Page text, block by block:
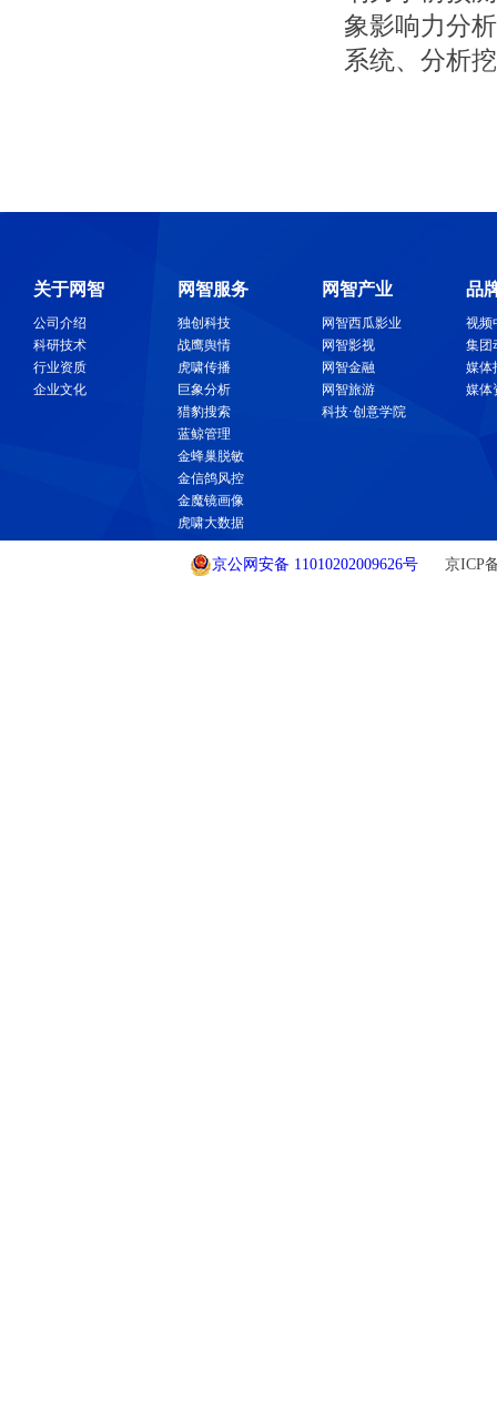
象影响力分
系统、分析
关于网智
公司介绍
科研技术
行业资质
企业文化
网智服务
独创科技
战鹰舆情
虎啸传播
巨象分析
猎豹搜索
蓝鲸管理
金蜂巢脱敏
金信鸽风控
金魔镜画像
虎啸大数据
网智产业
网智西瓜影业
网智影视
网智金融
网智旅游
科技·创意学院
品
视频
集团
媒体
媒体
京公网安备 11010202009626号 京ICP